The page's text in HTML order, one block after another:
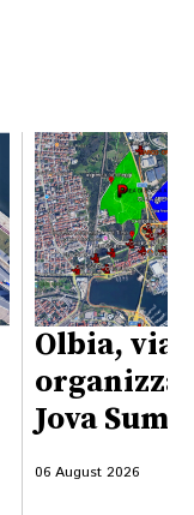
Olbia,
Jova
06 August 2026